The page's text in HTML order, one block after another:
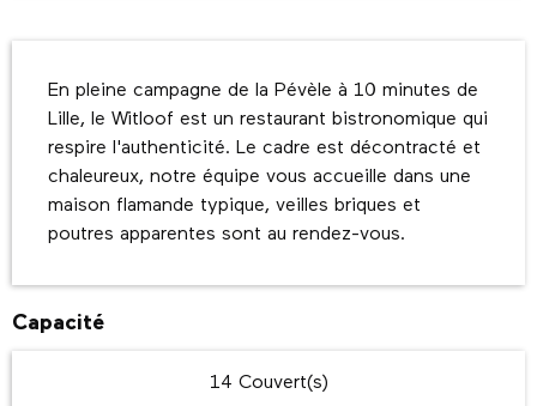
En pleine campagne de la Pévèle à 10 minutes de
Lille, le Witloof est un restaurant bistronomique qui
respire l'authenticité. Le cadre est décontracté et
chaleureux, notre équipe vous accueille dans une
maison flamande typique, veilles briques et
poutres apparentes sont au rendez-vous.
Capacité
14 Couvert(s)